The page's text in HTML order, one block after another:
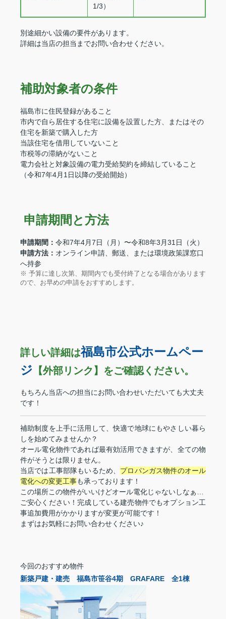
1/3）
別途細かい設備の要件があります。
詳細は当店の担当までお問い合わせください。
補助対象者の条件
福島市に住民登録があること
市内で自ら居住する住宅に設備を設置した方、またはその
住宅を新築で購入した方
当該住宅を借用していないこと
市税等の滞納がないこと
電力会社と対象設備の電力受給契約を締結していること
（令和7年4月1日以降の受給開始）
️ 申請期間と方法
申請期間： 令和7年4月7日（月）〜令和8年3月31日（火）
申請方法： オンライン申請、郵送、または環境政策課窓口
へ持参
※ 予算に達し次第、期間内でも受付終了となる場合があります
ので、お早めの申請をおすすめします。
詳しい詳細は福島市公式ホームペー
ジ 【外部リンク】 をご確認ください。
もちろん当店への担当にお問い合わせいただいても大丈夫
です！
補助制度を上手に活用して、快適で地球にもやさしい暮ら
しを始めてみませんか？
オール電化物件であれば最有効活用できますが、全ての物
件がそうとは限りません。
当店では工事部隊もいるため、 プロパンガス物件のオール
電化への変更工事も承っております！
この場所この物件がいいけどオール電化じゃないしなぁ…
ご安心ください！完成している建売物件でもオプション工
事追加費用がかかりますが変更が可能です！
まずはお気軽にお問い合わせください♪
今回のおすすめ物件
新築戸建・建売 福島市笹谷4期 GRAFARE 全1棟